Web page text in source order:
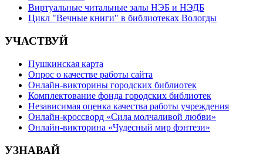
Виртуальные читальные залы НЭБ и НЭДБ
Цикл "Вечные книги" в библиотеках Вологды
УЧАСТВУЙ
Пушкинская карта
Опрос о качестве работы сайта
Онлайн-викторины городских библиотек
Комплектование фонда городских библиотек
Независимая оценка качества работы учреждения
Онлайн-кроссворд «Сила молчаливой любви»
Онлайн-викторина «Чудесный мир фэнтези»
УЗНАВАЙ